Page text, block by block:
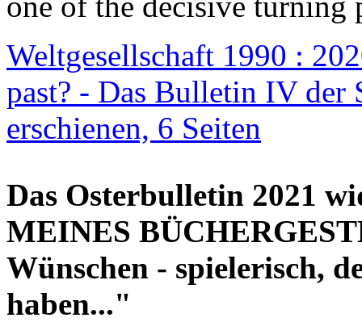
Weltgesellschaft 1990 :
past? - Das Bulletin IV der
erschienen, 6 Seiten
Das Osterbulletin 2021
MEINES
Wünschen - spielerisch,
haben..."